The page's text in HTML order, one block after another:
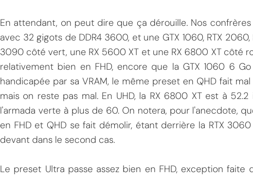
En attendant, on peut dire que ça dérouille. Nos
avec 32 gigots de DDR4 3600, et une GTX 1060, RTX 2060,
3090 côté vert, une RX 5600 XT et une RX 6800 XT côté
relativement bien en FHD, encore que la GTX 1060 6
handicapée par sa VRAM, le même preset en QHD fait
mais on reste pas mal. En UHD, la RX 6800 XT est à
l'armada verte à plus de 60. On notera, pour l'anecdote,
en FHD et QHD se fait démolir, étant derrière la RTX
devant dans le second cas.
Le preset Ultra passe assez bien en FHD, exception faite